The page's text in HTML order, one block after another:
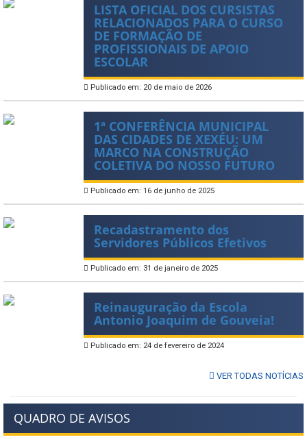
LISTA OFICIAL DOS CURSISTAS
RELACIONADOS PARA O CURSO
DE FORMAÇÃO DE
PROFISSIONAIS DE APOIO
ESCOLAR
Publicado em: 20 de maio de 2026
1ª CONFERÊNCIA MUNICIPAL
DAS CIDADES DE XEXÉU: UM
MARCO NA CONSTRUÇÃO
COLETIVA DO NOSSO FUTURO
Publicado em: 16 de junho de 2025
Recadastramento dos
Servidores Públicos Efetivos
Publicado em: 31 de janeiro de 2025
Reinauguração da Escola
Antonio Joaquim de Gouveia!
Publicado em: 24 de fevereiro de 2024
VER TODAS NOTÍCIAS
QUADRO DE AVISOS